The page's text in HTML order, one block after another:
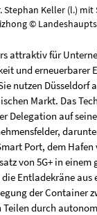
Keller (l.) mit
©
attraktiv für
und erneuerbarer
nutzen Düsseldorf
Markt. Das
Delegation auf
Port, dem Hafen
von 5G+ in einem
Entladekräne aus
der Container
durch